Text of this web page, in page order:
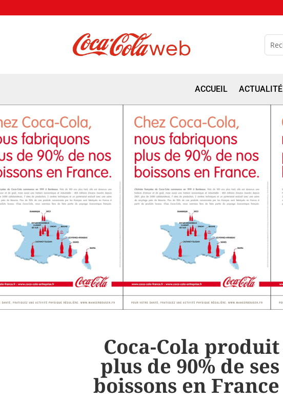
ACCUEIL ACTUALITÉ
Coca-Cola produit
plus de 90% de ses
boissons en France